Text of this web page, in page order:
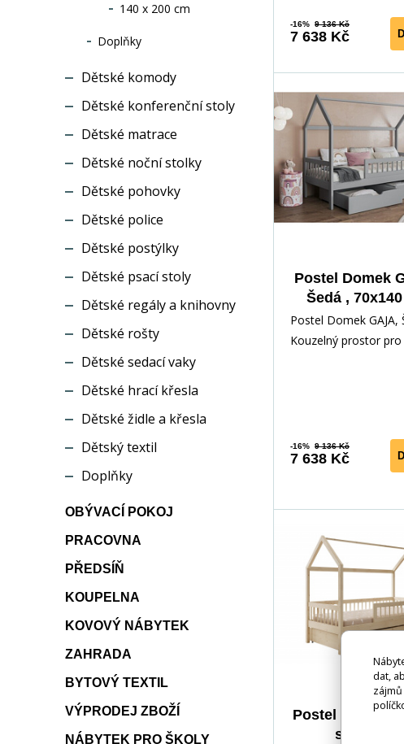
140 x 200 cm
Doplňky
Dětské komody
Dětské konferenční stoly
Dětské matrace
Dětské noční stolky
Dětské pohovky
Dětské police
Dětské postýlky
Dětské psací stoly
Dětské regály a knihovny
Dětské rošty
Dětské sedací vaky
Dětské hrací křesla
Dětské židle a křesla
Dětský textil
Doplňky
OBÝVACÍ POKOJ
PRACOVNA
PŘEDSÍŇ
KOUPELNA
KOVOVÝ NÁBYTEK
ZAHRADA
BYTOVÝ TEXTIL
VÝPRODEJ ZBOŽÍ
NÁBYTEK PRO ŠKOLY
-16% 9 136 Kč
7 638 Kč
Postel Domek
Šedá ,
Postel Domek GAJA,
Kouzelný prostor pro
-16% 9 136 Kč
7 638 Kč
Postel Domek
s matrací
dat,